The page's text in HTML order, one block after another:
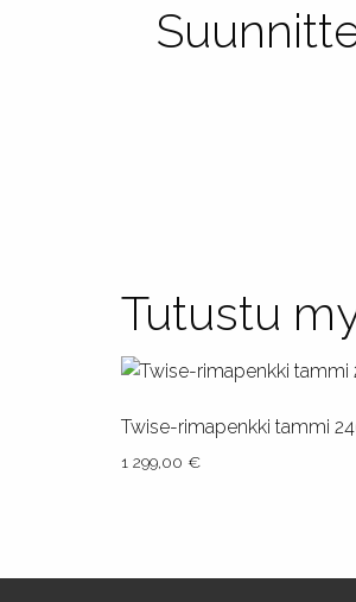
Tutustu
Twise-rimapenkki tammi
1 299,00 €
useampi